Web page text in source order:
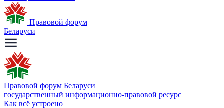
Правовой форум
Беларуси
Правовой форум Беларуси
государственный информационно-правовой ресурс
Как всё устроено